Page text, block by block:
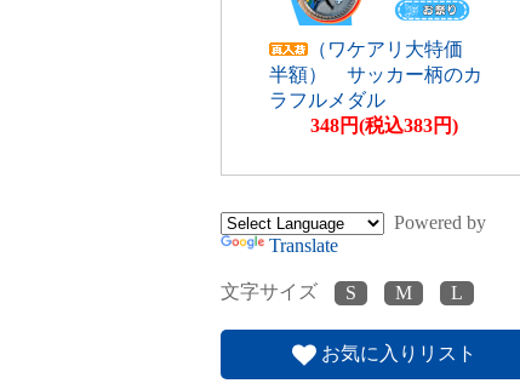
（ワケアリ大特価
半額） サッカー柄のカ
ラフルメダル
348円(税込383円)
Powered by
Translate
文字サイズ
お気に入りリスト